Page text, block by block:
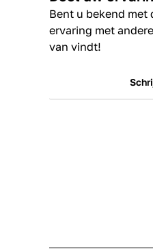
Bent u bekend met
ervaring met
van vindt!